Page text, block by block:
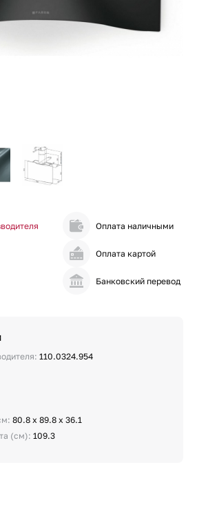
Оплата наличными
Оплата картой
Банковский перевод
110.0324.954
80.8 x 89.8 x 36.1
(см): 109.3